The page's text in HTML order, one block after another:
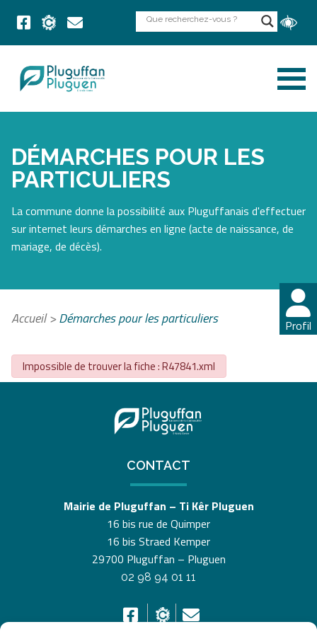
DÉMARCHES POUR LES
PARTICULIERS
La commune donne la possibilité aux Pluguffanais d'effectuer
sur internet leurs démarches en ligne (acte de naissance, de
mariage, de décès).
Profil
Accueil>Démarches pour les particuliers
Impossible de trouver la fiche : R47841.xml
CONTACT
Mairie de Pluguffan – Ti Kêr Pluguen
16 bis rue de Quimper
16 bis Straed Kemper
29700 Pluguffan – Pluguen
02 98 94 01 11